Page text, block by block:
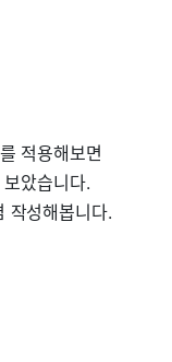
적용해보면
았습니다.
작성해봅니다.